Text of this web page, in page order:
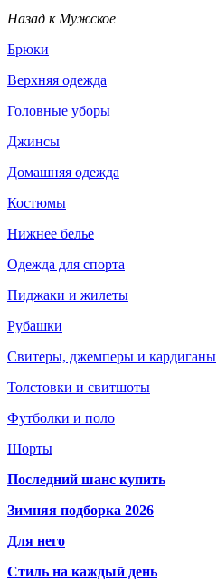
Назад к Мужское
Брюки
Верхняя одежда
Головные уборы
Джинсы
Домашняя одежда
Костюмы
Нижнее белье
Одежда для спорта
Пиджаки и жилеты
Рубашки
Свитеры, джемперы и кардиганы
Толстовки и свитшоты
Футболки и поло
Шорты
Последний шанс купить
Зимняя подборка 2026
Для него
Стиль на каждый день